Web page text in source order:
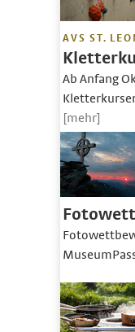
AVS ST.
Ab Anfang
[mehr]